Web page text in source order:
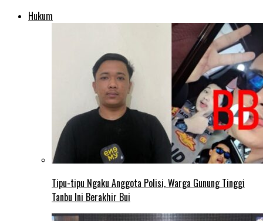
Hukum
Tipu-tipu Ngaku Anggota Polisi, Warga Gunung Tinggi
Tanbu Ini Berakhir Bui